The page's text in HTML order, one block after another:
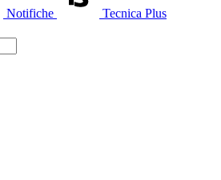
Notifiche Tecnica Plus